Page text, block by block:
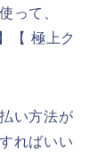
って、
【 極上ク
い方法が
ればいい